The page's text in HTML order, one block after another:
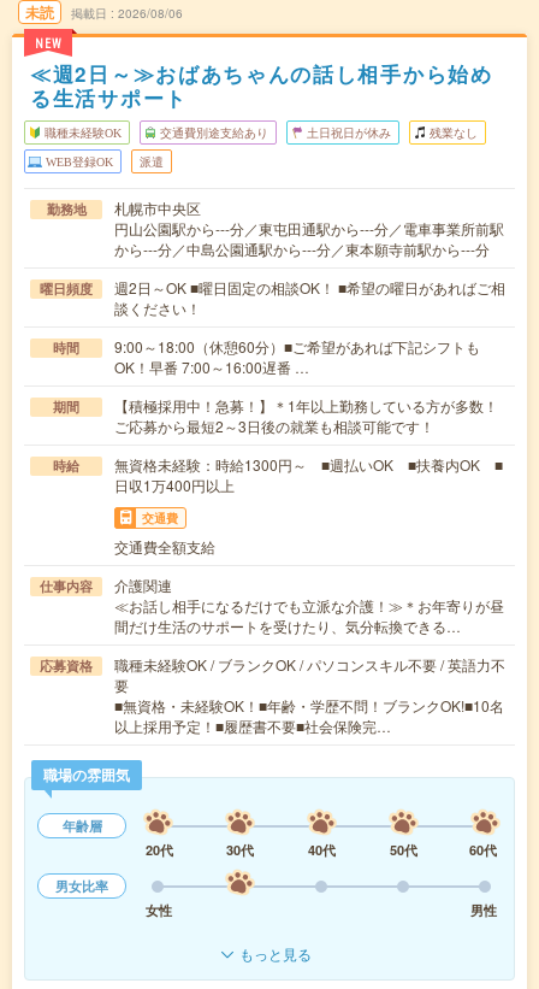
未読
NEW
掲載日 2026/08/06
≪週2日～≫おばあちゃんの話し相手から始め
る生活サポート
職種未経験OK 交通費別途支給あり 土日祝日が休み 残業なし
WEB登録OK 派遣
勤務地
札幌市中央区
円山公園駅から---分／東屯田通駅から---分／電車事業所前駅
から---分／中島公園通駅から---分／東本願寺前駅から---分
曜日頻度
週2日～OK ■曜日固定の相談OK！ ■希望の曜日があればご相
談ください！
時間
9:00～18:00（休憩60分）■ご希望があれば下記シフトも
OK！早番 7:00～16:00遅番 …
期間
【積極採用中！急募！】＊1年以上勤務している方が多数！
ご応募から最短2～3日後の就業も相談可能です！
時給
無資格未経験：時給1300円～ ■週払いOK ■扶養内OK ■
日収1万400円以上
交通費
交通費全額支給
仕事内容
介護関連
≪お話し相手になるだけでも立派な介護！≫＊お年寄りが昼
間だけ生活のサポートを受けたり、気分転換できる…
応募資格
職種未経験OK / ブランクOK / パソコンスキル不要 / 英語力不
要
■無資格・未経験OK！■年齢・学歴不問！ブランクOK!■10名
以上採用予定！■履歴書不要■社会保険完…
職場の雰囲気
年齢層
20代
30代 40代 50代
60代
男女比率
女性
男性
もっと見る